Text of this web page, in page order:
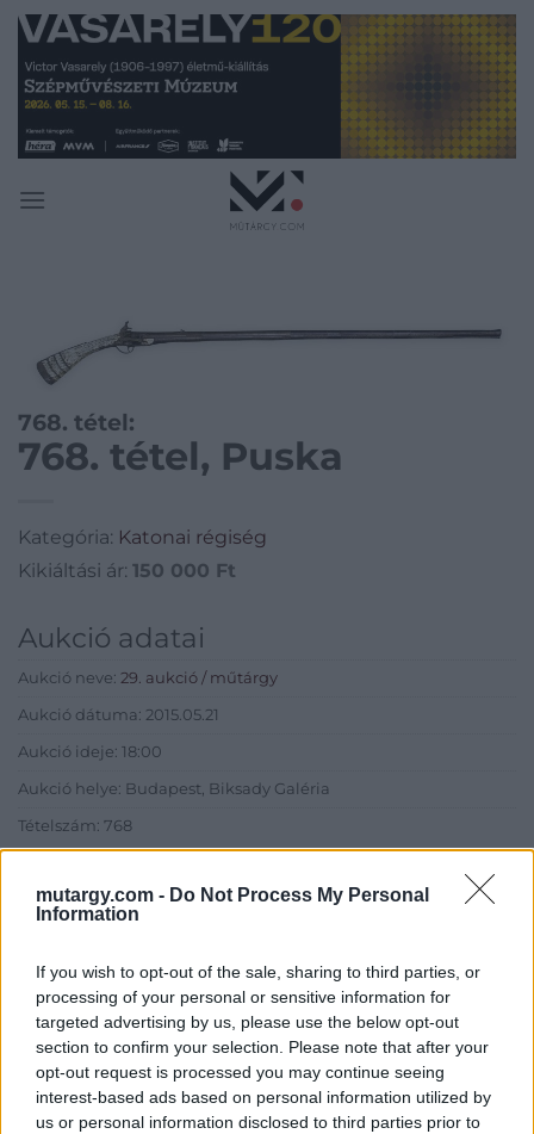
mutargy.com - Do Not Process My Personal
Information
If you wish to opt-out of the sale, sharing to third parties, or
processing of your personal or sensitive information for
targeted advertising by us, please use the below opt-out
section to confirm your selection. Please note that after your
opt-out request is processed you may continue seeing
interest-based ads based on personal information utilized by
us or personal information disclosed to third parties prior to
Skip
content
768. tétel:
768. tétel, Puska
Kategória: Katonai régiség
Kikiáltási ár: 150 000 Ft
Aukció adatai
Aukció neve: 29. aukció / műtárgy
Aukció dátuma: 2015.05.21
Aukció ideje: 18:00
Aukció helye: Budapest, Biksady Galéria
Tételszám: 768
Eladó adatai
Cím: Törő Tamás
Biksady Galéria Kft.
1055, Budapest, Falk Miksa u.
24-26.
Telefon: 061/784-1111 061/780-